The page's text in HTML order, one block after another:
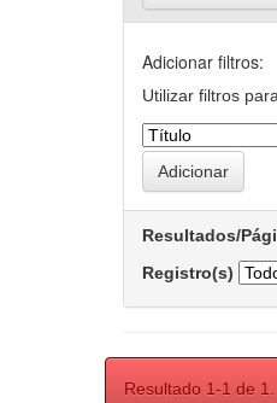
Adicionar filtros:
Utilizar filtros
Resultados/
Registro(s)
Resultado 1-1 de 1.